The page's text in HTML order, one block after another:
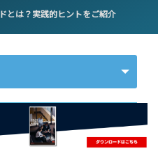
とは？実践的ヒントをご紹介